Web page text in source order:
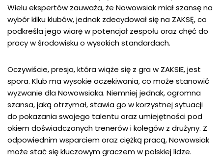
Wielu ekspertów zauważa, że Nowowsiak miał szansę na
wybór kilku klubów, jednak zdecydował się na ZAKSĘ, co
podkreśla jego wiarę w potencjał zespołu oraz chęć do
pracy w środowisku o wysokich standardach.
Oczywiście, presja, która wiąże się z gra w ZAKSIE, jest
spora. Klub ma wysokie oczekiwania, co może stanowić
wyzwanie dla Nowowsiaka. Niemniej jednak, ogromna
szansa, jaką otrzymał, stawia go w korzystnej sytuacji
do pokazania swojego talentu oraz umiejętności pod
okiem doświadczonych trenerów i kolegów z drużyny. Z
odpowiednim wsparciem oraz ciężką pracą, Nowowsiak
może stać się kluczowym graczem w polskiej lidze.